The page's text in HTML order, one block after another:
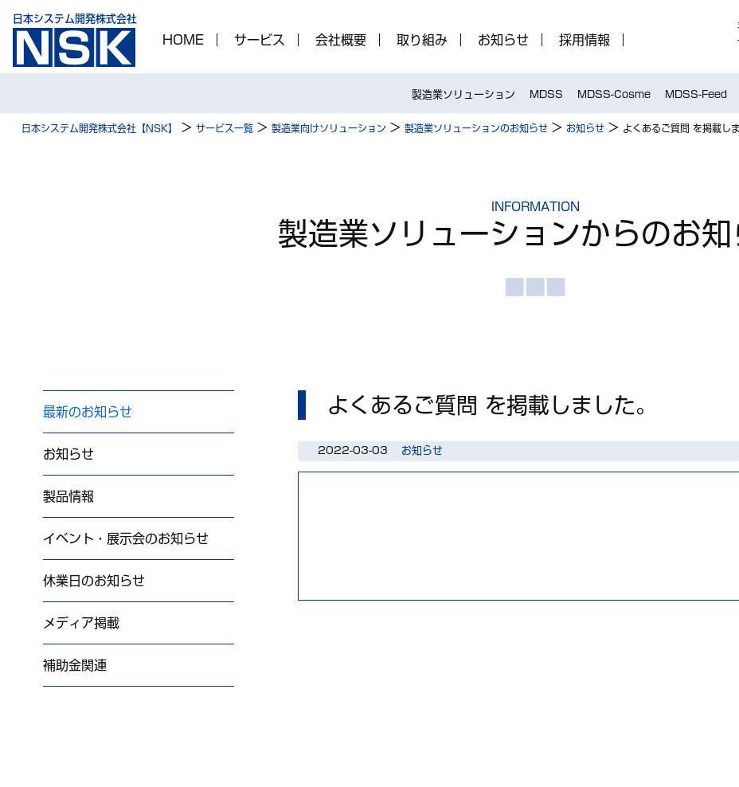
日本システム開発株式会社
HOME サービス 会社概要 取り組み お知らせ 採用情報
製造業ソリューション MDSS MDSS-Cosme MDSS-Feed
日本システム開発株式会社【NSK】 > サービス一覧> 製造業向けソリューション> 製造業ソリューションのお知らせ> お知らせ> よくあるご質問 を掲載しま
INFORMATION
製造業ソリューションからのお知
最新のお知らせ
お知らせ
製品情報
イベント・展示会のお知らせ
休業日のお知らせ
メディア掲載
補助金関連
よくあるご質問 を掲載しました。
2022-03-03 お知らせ